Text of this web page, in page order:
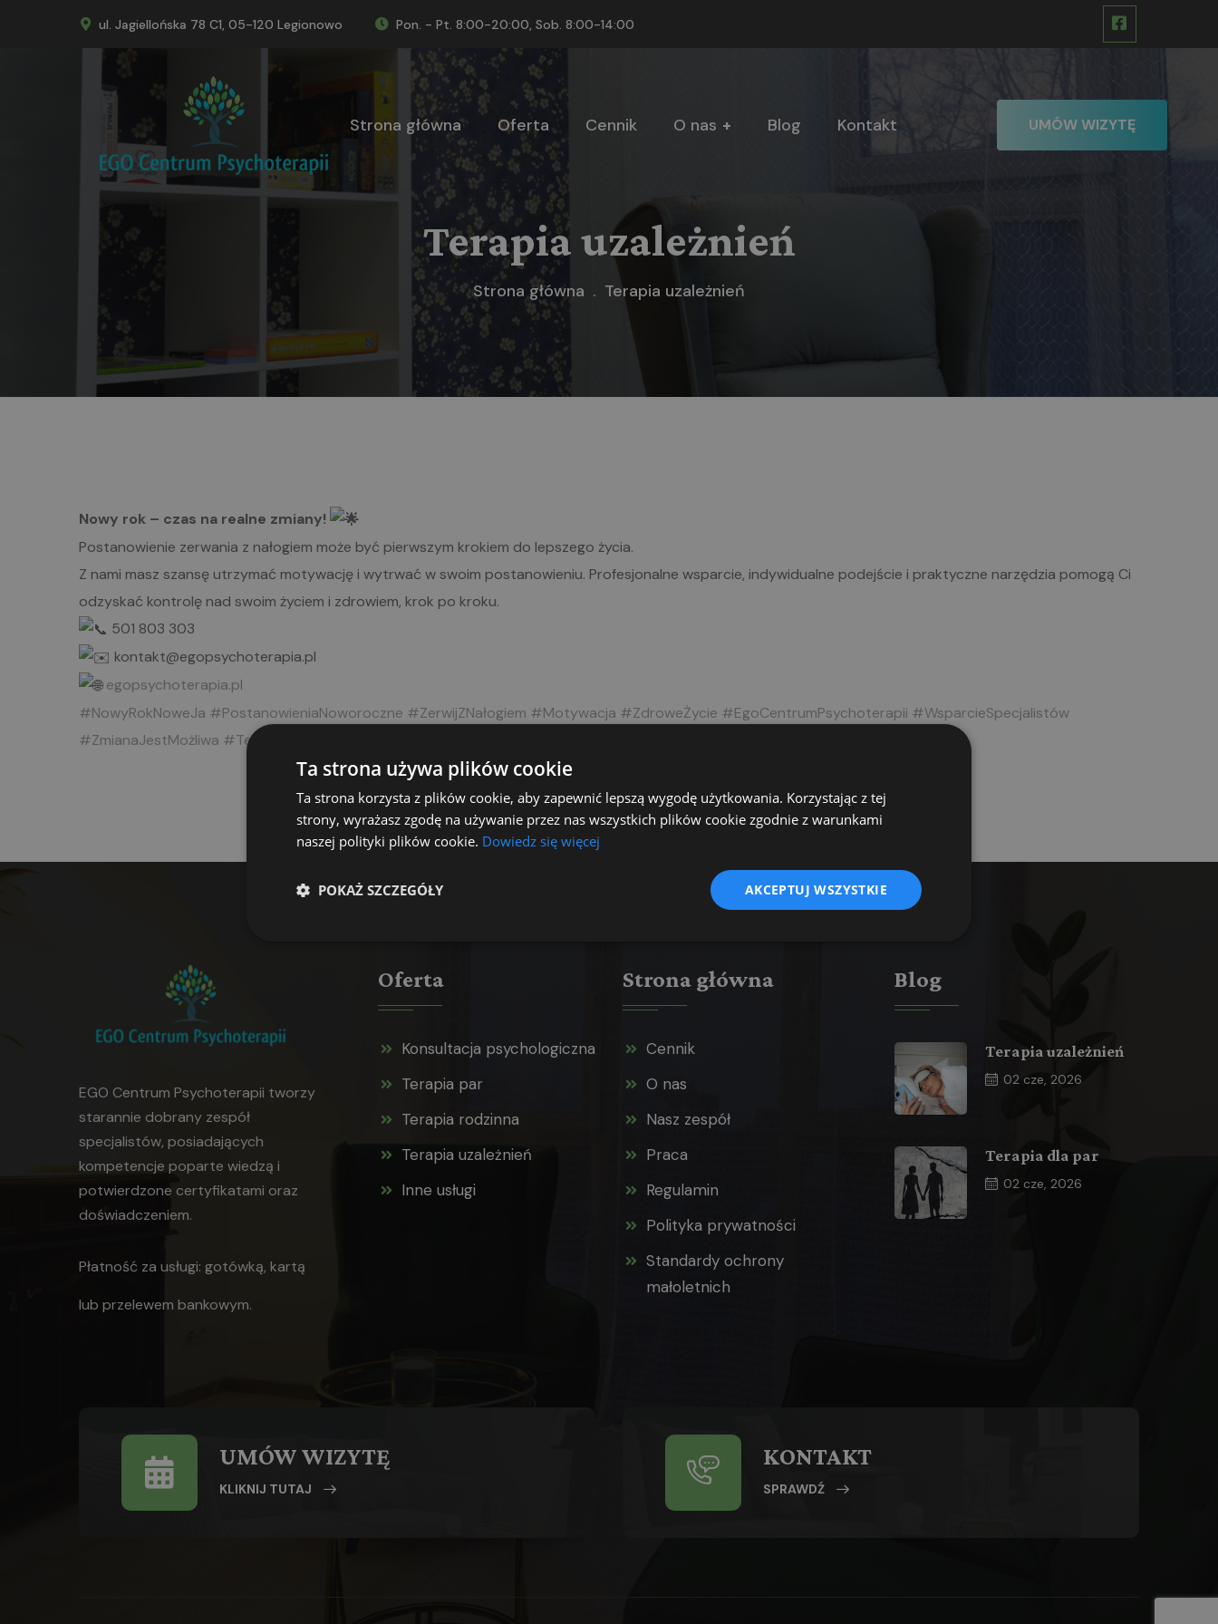
ul. Jagiellońska 78 C1, 05-120 Legionowo Pon. - Pt. 8:00-20:00, Sob. 8:00-14:00
Strona główna Oferta Cennik O nas Blog Kontakt UMÓW WIZYTĘ
Terapia uzależnień
Strona główna Terapia uzależnień
Nowy rok – czas na realne zmiany!
Postanowienie zerwania z nałogiem może być pierwszym krokiem do lepszego życia.
Z nami masz szansę utrzymać motywację i wytrwać w swoim postanowieniu. Profesjonalne wsparcie, indywidualne podejście i praktyczne narzędzia pomogą Ci
odzyskać kontrolę nad swoim życiem i zdrowiem, krok po kroku.
501 803 303
kontakt@egopsychoterapia.pl
egopsychoterapia.pl
#NowyRokNoweJa #PostanowieniaNoworoczne #ZerwijZNałogiem #Motywacja #ZdroweŻycie #EgoCentrumPsychoterapii #WsparcieSpecjalistów
#ZmianaJestMożliwa #TerapiaUzależnień
EGO Centrum Psychoterapii tworzy
starannie dobrany zespół
specjalistów, posiadających
kompetencje poparte wiedzą i
potwierdzone certyfikatami oraz
doświadczeniem.
Płatność za usługi: gotówką, kartą
lub przelewem bankowym.
Oferta
Konsultacja psychologiczna
Terapia par
Terapia rodzinna
Terapia uzależnień
Inne usługi
Strona główna
Cennik
O nas
Nasz zespół
Praca
Regulamin
Polityka prywatności
Standardy ochrony
małoletnich
Blog
Terapia uzależnień
02 cze, 2026
Terapia dla par
02 cze, 2026
UMÓW WIZYTĘ
KLIKNIJ TUTAJ
KONTAKT
SPRAWDŹ
Ta strona używa plików cookie
Ta strona korzysta z plików cookie, aby zapewnić lepszą wygodę użytkowania. Korzystając z tej
strony, wyrażasz zgodę na używanie przez nas wszystkich plików cookie zgodnie z warunkami
naszej polityki plików cookie. Dowiedz się więcej
AKCEPTUJ WSZYSTKIE
POKAŻ SZCZEGÓŁY